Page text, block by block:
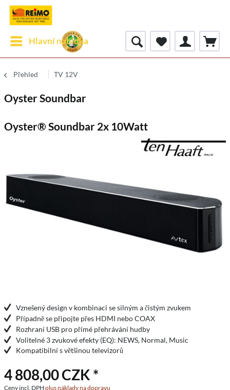
Hlavní nabídka
Přehled TV 12V
Oyster Soundbar
Oyster® Soundbar 2x 10Watt
Vznešený design v kombinaci se silným a čistým zvukem
Případně se připojte přes HDMI nebo COAX
Rozhraní USB pro přímé přehrávání hudby
Volitelné 3 zvukové efekty (EQ): NEWS, Normal, Music
Kompatibilní s většinou televizorů
4 808,00 CZK *
Ceny incl. DPH plus náklady na dopravu